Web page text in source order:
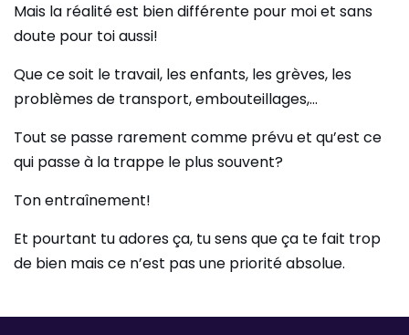
Mais la réalité est bien différente pour moi et sans
doute pour toi aussi!
Que ce soit le travail, les enfants, les grèves, les
problèmes de transport, embouteillages,…
Tout se passe rarement comme prévu et qu’est ce
qui passe à la trappe le plus souvent?
Ton entraînement!
Et pourtant tu adores ça, tu sens que ça te fait trop
de bien mais ce n’est pas une priorité absolue.